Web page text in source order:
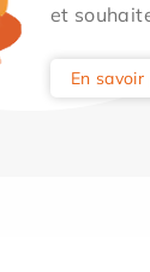
et
En savoir